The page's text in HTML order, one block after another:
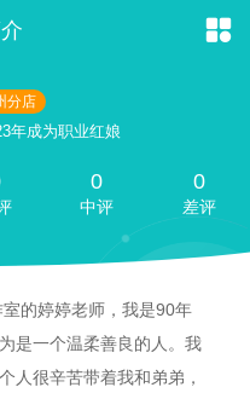
分店
年成为职业红娘
0
中评
0
差评
的婷婷老师，我是90年
是一个温柔善良的人。我
人很辛苦带着我和弟弟，
